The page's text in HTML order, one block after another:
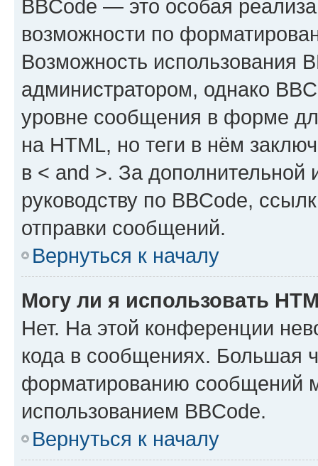
BBCode — это особая
возможности по
Возможность использования
администратором, однако
уровне сообщения в форме
на HTML, но теги в нём
в < and >. За
руководству по BBCode,
отправки сообщений.
Вернуться к началу
Могу ли я использовать
Нет. На этой конференции
кода в сообщениях. Большая
форматированию сообщений
использованием BBCode.
Вернуться к началу